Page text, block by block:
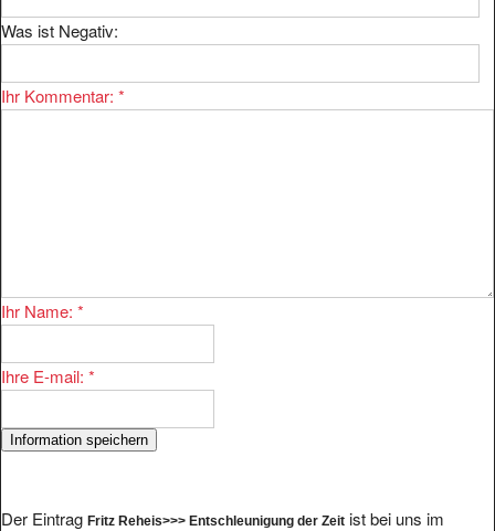
Was ist Negativ:
Ihr Kommentar: *
Ihr Name: *
Ihre E-mail: *
Der Eintrag Fritz Reheis>>> Entschleunigung der Zeit ist bei uns im